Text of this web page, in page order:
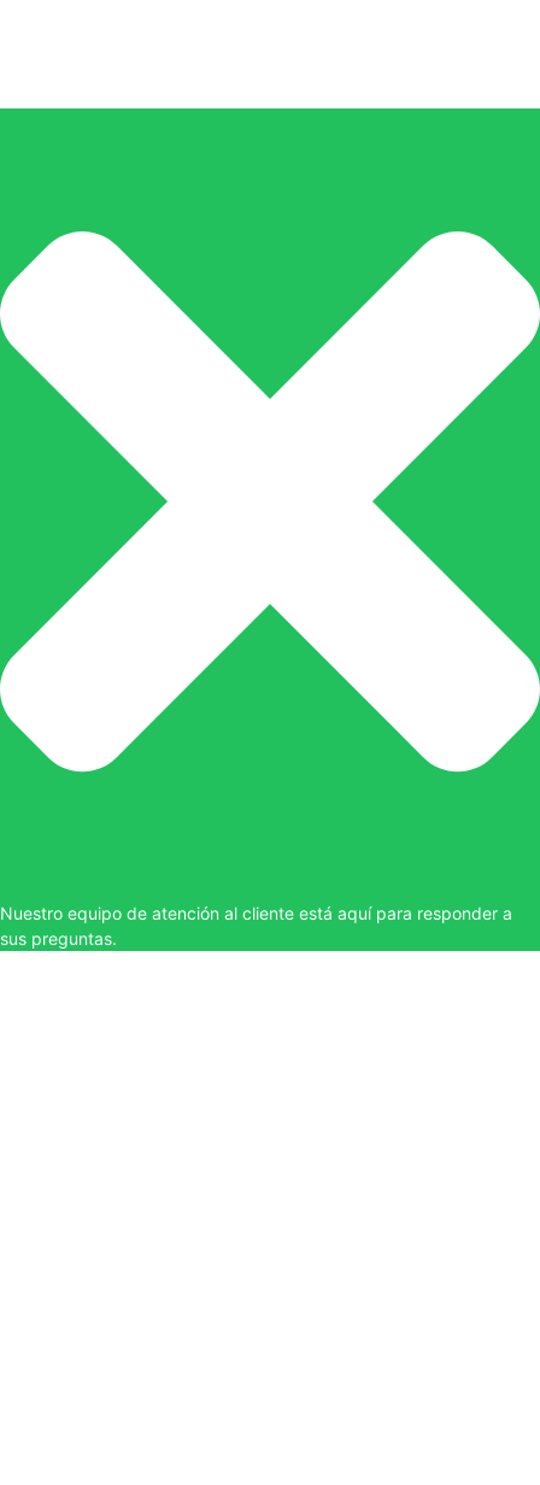
Nuestro equipo de atención al cliente está aquí para responder a
sus preguntas.